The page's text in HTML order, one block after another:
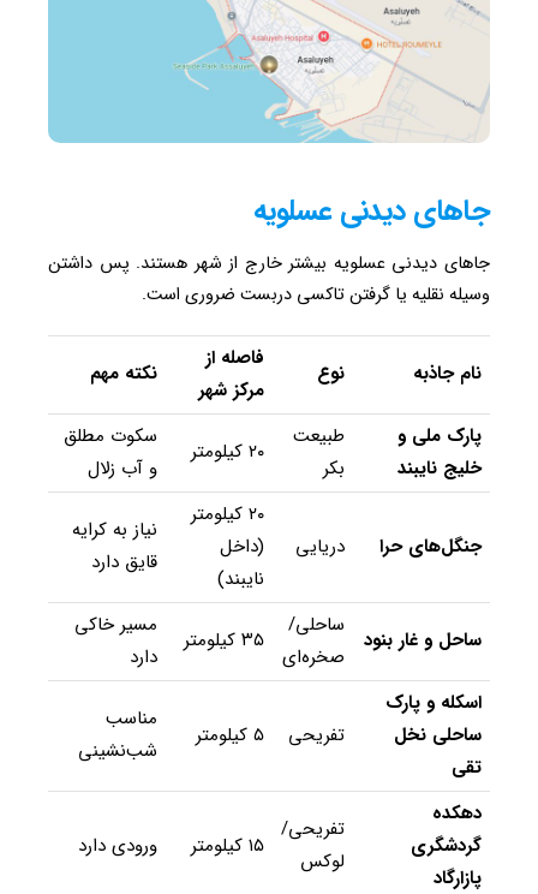
جاهای دیدنی عسلویه
جاهای دیدنی عسلویه بیشتر خارج از شهر هستند. پس داشتن
وسیله نقلیه یا گرفتن تاکسی دربست ضروری است.
نام جاذبه نوع
فاصله از
مرکز شهر
نکته مهم
پارک ملی و
خلیج نایبند
طبیعت
بکر
۲۰ کیلومتر
سکوت مطلق
و آب زلال
جنگل‌های حرا دریایی
۲۰ کیلومتر
(داخل
نایبند)
نیاز به کرایه
قایق دارد
ساحل و غار بنود
ساحلی/
صخره‌ای
۳۵ کیلومتر
مسیر خاکی
دارد
اسکله و پارک
ساحلی نخل
تقی
تفریحی ۵ کیلومتر
مناسب
شب‌نشینی
دهکده
گردشگری
پازارگاد
تفریحی/
لوکس
۱۵ کیلومتر ورودی دارد